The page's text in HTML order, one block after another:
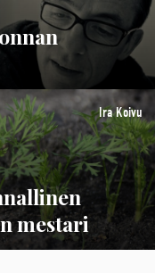
Ira Koivu
mestari